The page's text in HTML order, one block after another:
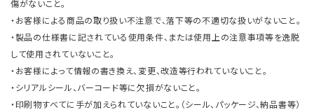
傷がないこと。
・お客様による商品の取り扱い不注意で、落下等の不適切な扱いがないこと。
・製品の仕様書に記されている使用条件、または使用上の注意事項等を逸脱
して使用されていないこと。
・お客様によって情報の書き換え、変更、改造等行われていないこと。
・シリアルシール、バーコード等に欠損がないこと。
・印刷物すべてに手が加えられていないこと。（シール、パッケージ、納品書等）